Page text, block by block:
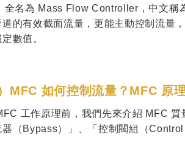
全名為 Mass Flow Controller，中文稱
道的有效截面流量，更能主動控制流量
數值。
MFC 如何控制流量？MFC 原
工作原理前，我們先來介紹 MFC
器（Bypass）」、「控制閥組（